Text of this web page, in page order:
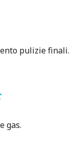
pulizie finali.
gas.